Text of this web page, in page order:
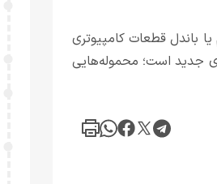
باندل قطعات کامپیوتری
جدید است؛ محموله‌هایی